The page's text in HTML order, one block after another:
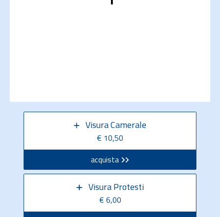
Visura Camerale
€ 10,50
acquista
Visura Protesti
€ 6,00